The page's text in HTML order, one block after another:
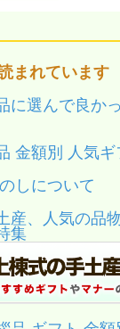
まれています
に選んで良か
金額別 人気
しについて
産、人気の品
集